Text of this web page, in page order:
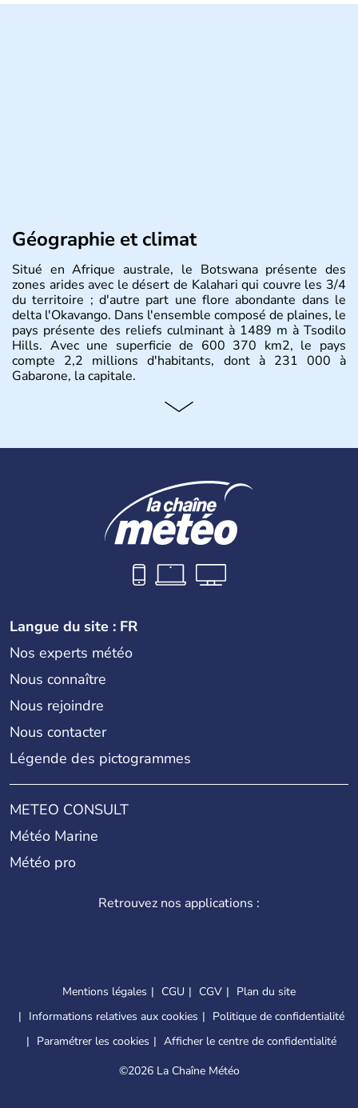
Géographie et climat
Situé en Afrique australe, le Botswana présente des
zones arides avec le désert de Kalahari qui couvre les 3/4
du territoire ; d'autre part une flore abondante dans le
delta l'Okavango. Dans l'ensemble composé de plaines, le
pays présente des reliefs culminant à 1489 m à Tsodilo
Hills. Avec une superficie de 600 370 km2, le pays
compte 2,2 millions d'habitants, dont à 231 000 à
Gabarone, la capitale.
Langue du site : FR
Nos experts météo
Nous connaître
Nous rejoindre
Nous contacter
Légende des pictogrammes
METEO CONSULT
Météo Marine
Météo pro
Retrouvez nos applications :
Mentions légales CGU CGV
Plan du site
Informations relatives aux cookies
Politique de confidentialité
Paramétrer les cookies
Afficher le centre de confidentialité
©2026 La Chaîne Météo